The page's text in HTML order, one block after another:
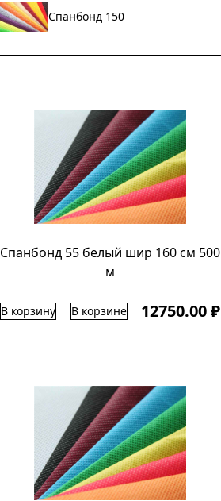
Спанбонд 150
Спанбонд 55 белый шир 160 см 500
м
В корзину В корзине 12750.00 ₽